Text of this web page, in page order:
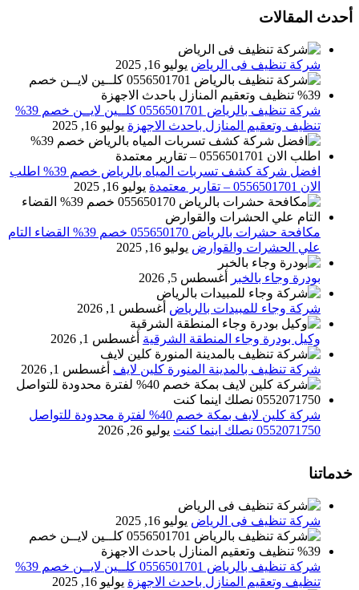
أحدث المقالات
شركة تنظيف فى الرياض يوليو 16, 2025
شركة تنظيف بالرياض 0556501701 كلــين لايــن خصم 39%
تنظيف وتعقيم المنازل باحدث الاجهزة يوليو 16, 2025
افضل شركة كشف تسربات المياه بالرياض خصم 39% اطلب
الان 0556501701‬‏ – تقارير معتمدة
يوليو 16, 2025
مكافحة حشرات بالرياض 055650170 خصم 39% القضاء التام
علي الحشرات والقوارض يوليو 16, 2025
بودرة وجاء بالخبر أغسطس 5, 2026
شركة وجاء للمبيدات بالرياض أغسطس 1, 2026
وكيل بودرة وجاء المنطقة الشرقية أغسطس 1, 2026
شركة تنظيف بالمدينة المنورة كلين لايف أغسطس 1, 2026
شركة كلين لايف بمكة خصم 40% لفترة محدودة للتواصل
0552071750 نصلك اينما كنت
يوليو 26, 2026
خدماتنا
شركة تنظيف فى الرياض يوليو 16, 2025
شركة تنظيف بالرياض 0556501701 كلــين لايــن خصم 39%
تنظيف وتعقيم المنازل باحدث الاجهزة يوليو 16, 2025